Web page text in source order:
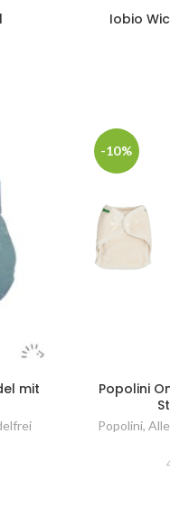
Iobio
mit
-10%
Popolini
Popolini,